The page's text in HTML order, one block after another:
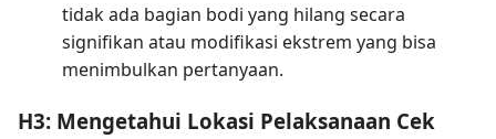
tidak ada bagian bodi yang hilang secara
signifikan atau modifikasi ekstrem yang bisa
menimbulkan pertanyaan.
H3: Mengetahui Lokasi Pelaksanaan Cek